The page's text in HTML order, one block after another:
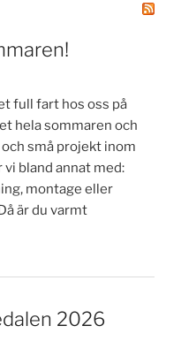
full fart hos oss på
hela sommaren och
små projekt inom
vi bland annat med:
montage eller
är du varmt
2026